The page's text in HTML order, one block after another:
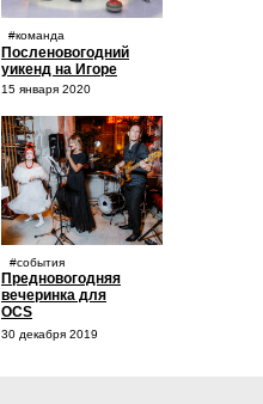
Посленовогодний
уикенд на Игоре
Предновогодняя
вечеринка для
OCS
#события
#команда
15 января 2020
30 декабря 2019